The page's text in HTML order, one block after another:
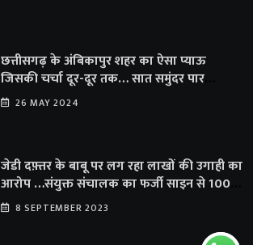
छत्तीसगढ़ के अंबिकापुर शहर का ऐसा प्याऊ
जिसकी चर्चा दूर-दूर तक… सात समुंदर पार
अमेरिका से भी पहुंचा सहयोग
26 MAY 2024
जेडी दफ़्तर के बाबू पर लग रहा लाखों की उगाही का
आरोप …संयुक्त संचालक का फर्जी साइन से 100
शिक्षकों क़ो थमाया संशोधन आदेश
8 SEPTEMBER 2023